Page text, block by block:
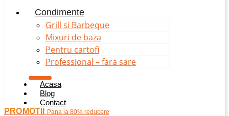
Condimente
Grill si Barbeque
Mixuri de baza
Pentru cartofi
Professional – fara sare
Acasa
Blog
Contact
PROMOTII Pana la 80% reducere